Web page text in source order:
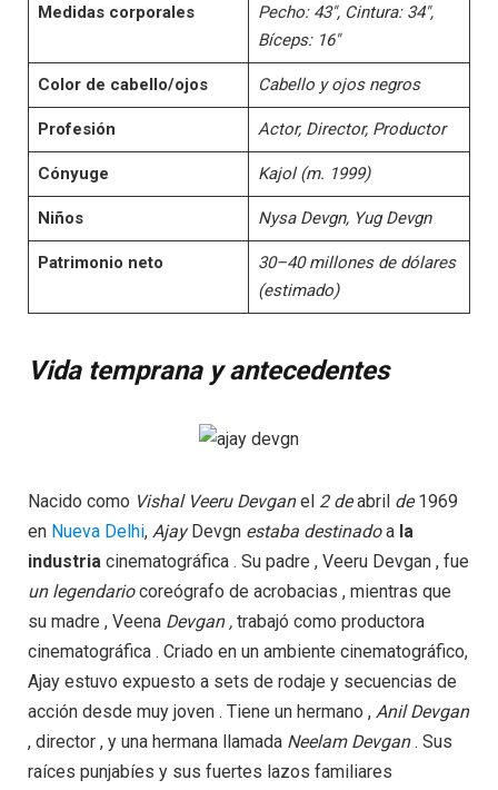
Medidas corporales
Pecho: 43″, Cintura: 34″,
Bíceps: 16″
Color de cabello/ojos Cabello y ojos negros
Profesión Actor, Director, Productor
Cónyuge Kajol (m. 1999)
Niños Nysa Devgn, Yug Devgn
Patrimonio neto
30–40 millones de dólares
(estimado)
Vida temprana y antecedentes
Nacido como Vishal Veeru Devganel 2 deabril de1969
en Nueva Delhi, AjayDevgn estaba destinadoa la
industria cinematográfica . Su padre , Veeru Devgan , fue
un legendariocoreógrafo de acrobacias , mientras que
su madre , Veena Devgan , trabajó como productora
cinematográfica . Criado en un ambiente cinematográfico,
Ajay estuvo expuesto a sets de rodaje y secuencias de
acción desde muy joven . Tiene un hermano , Anil Devgan
, director , y una hermana llamada Neelam Devgan. Sus
raíces punjabíes y sus fuertes lazos familiares